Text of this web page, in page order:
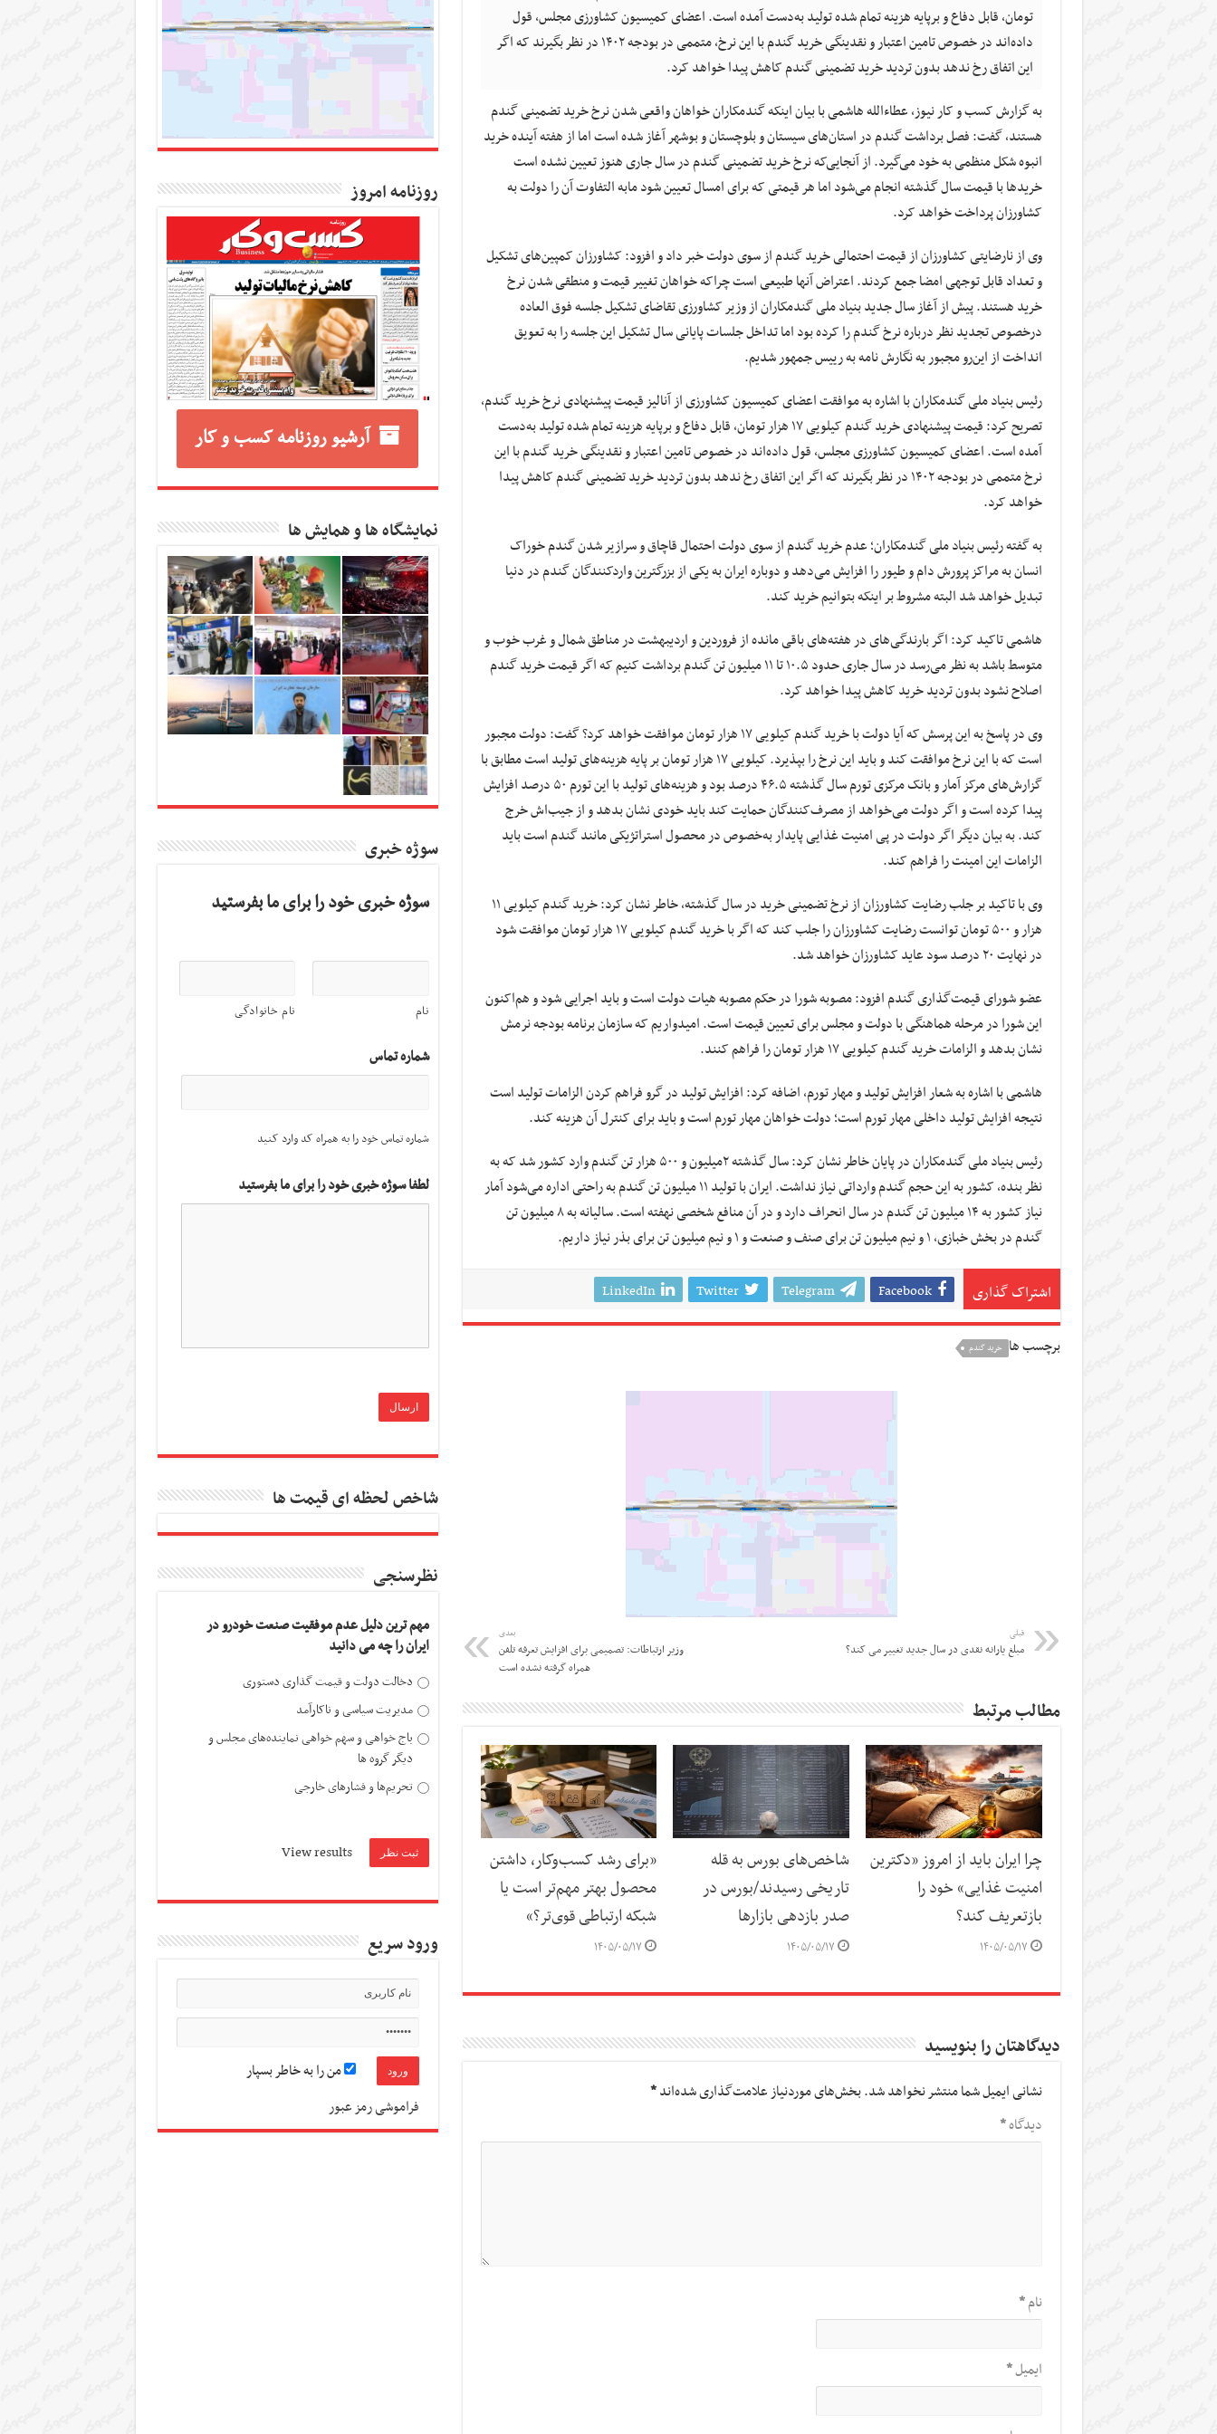
تومان، قابل دفاع و برپایه هزینه تمام شده تولید به‌دست آمده است. اعضای کمیسیون کشاورزی مجلس، قول
داده‌اند در خصوص تامین اعتبار و نقدینگی خرید گندم با این نرخ، متممی در بودجه ۱۴۰۲ در نظر بگیرند که اگر
این اتفاق رخ ندهد بدون تردید خرید تضمینی گندم کاهش پیدا خواهد کرد.
به گزارش کسب و کار نیوز، عطاءالله هاشمی با بیان اینکه گندمکاران خواهان واقعی شدن نرخ خرید تضمینی گندم
هستند، گفت: فصل برداشت گندم در استان‌های سیستان و بلوچستان و بوشهر آغاز شده است اما از هفته آینده خرید
انبوه شکل منظمی به خود می‌گیرد. از آنجایی‌که نرخ خرید تضمینی گندم در سال جاری هنوز تعیین نشده است
خریدها با قیمت سال گذشته انجام می‌شود اما هر قیمتی که برای امسال تعیین شود مابه التفاوت آن را دولت به
کشاورزان پرداخت خواهد کرد.
وی از نارضایتی کشاورزان از قیمت‌ احتمالی خرید گندم از سوی دولت خبر داد و افزود: کشاورزان کمپین‌های تشکیل
و تعداد قابل توجهی امضا جمع کردند. اعتراض آنها طبیعی است چراکه خواهان تغییر قیمت و منطقی شدن نرخ
خرید هستند. پیش از آغاز سال جدید بنیاد ملی گندمکاران از وزیر کشاورزی تقاضای تشکیل جلسه فوق العاده
درخصوص تجدید نظر درباره نرخ گندم را کرده بود اما تداخل جلسات پایانی سال تشکیل این جلسه را به تعویق
انداخت از این‌رو مجبور به نگارش نامه به رییس جمهور شدیم.
رئیس بنیاد ملی گندمکاران با اشاره به موافقت اعضای کمیسیون کشاورزی از آنالیز قیمت پیشنهادی نرخ خرید گندم،
تصریح کرد: قیمت پیشنهادی خرید گندم کیلویی ۱۷ هزار تومان، قابل دفاع و برپایه هزینه تمام شده تولید به‌دست
آمده است. اعضای کمیسیون کشاورزی مجلس، قول داده‌اند در خصوص تامین اعتبار و نقدینگی خرید گندم با این
نرخ متممی در بودجه ۱۴۰۲ در نظر بگیرند که اگر این اتفاق رخ ندهد بدون تردید خرید تضمینی گندم کاهش پیدا
خواهد کرد.
به گفته رئیس بنیاد ملی گندمکاران؛ عدم خرید گندم از سوی دولت احتمال قاچاق و سرازیر شدن گندم خوراک
انسان به مراکز پرورش دام و طیور را افزایش می‌دهد و دوباره ایران به یکی از بزرگترین واردکنندگان گندم در دنیا
تبدیل خواهد شد البته مشروط بر اینکه بتوانیم خرید کند.
هاشمی تاکید کرد: اگر بارندگی‌های در هفته‌های باقی مانده از فروردین و اردیبهشت در مناطق شمال و غرب خوب و
متوسط باشد به نظر می‌رسد در سال جاری حدود ۱۰.۵ تا ۱۱ میلیون تن گندم برداشت کنیم که اگر قیمت خرید گندم
اصلاح نشود بدون تردید خرید کاهش پیدا خواهد کرد.
وی در پاسخ به این پرسش که آیا دولت با خرید گندم کیلویی ۱۷ هزار تومان موافقت خواهد کرد؟ گفت: دولت مجبور
است که با این نرخ موافقت کند و باید این نرخ را بپذیرد. کیلویی ۱۷ هزار تومان بر پایه هزینه‌های تولید است مطابق با
گزارش‌های مرکز آمار و بانک مرکزی تورم سال گذشته ۴۶.۵ درصد بود و هزینه‌های تولید با این تورم ۵۰ درصد افزایش
پیدا کرده است و اگر دولت می‌خواهد از مصرف‌کنندگان حمایت کند باید خودی نشان بدهد و از جیب‌اش خرج
کند. به بیان دیگر اگر دولت در پی امنیت غذایی پایدار به‌خصوص در محصول استراتژیکی مانند گندم است باید
الزامات این امینت را فراهم کند.
وی با تاکید بر جلب رضایت کشاورزان از نرخ تضمینی خرید در سال گذشته، خاطر نشان کرد: خرید گندم کیلویی ۱۱
هزار و ۵۰۰ تومان توانست رضایت کشاورزان را جلب کند که اگر با خرید گندم کیلویی ۱۷ هزار تومان موافقت شود
در نهایت ۲۰ درصد سود عاید کشاورزان خواهد شد.
عضو شورای قیمت‌گذاری گندم افزود: مصوبه شورا در حکم مصوبه هیات دولت است و باید اجرایی شود و هم‌اکنون
این شورا در مرحله هماهنگی با دولت و مجلس برای تعیین قیمت است. امیدواریم که سازمان برنامه بودجه نرمش
نشان بدهد و الزامات خرید گندم کیلویی ۱۷ هزار تومان را فراهم کنند.
هاشمی با اشاره به شعار افزایش تولید و مهار تورم، اضافه کرد: افزایش تولید در گرو فراهم کردن الزامات تولید است
نتیجه افزایش تولید داخلی مهار تورم است؛ دولت خواهان مهار تورم است و باید برای کنترل آن هزینه کند.
رئیس بنیاد ملی گندمکاران در پایان خاطر نشان کرد: سال گذشته ۲میلیون و ۵۰۰ هزار تن گندم وارد کشور شد که به
نظر بنده، کشور به این حجم گندم وارداتی نیاز نداشت. ایران با تولید ۱۱ میلیون تن گندم به راحتی اداره می‌شود آمار
نیاز کشور به ۱۴ میلیون تن گندم در سال انحراف دارد و در آن منافع شخصی نهفته است. سالیانه به ۸ میلیون تن
گندم در بخش خبازی، ۱ و نیم میلیون تن برای صنف و صنعت و ۱ و نیم میلیون تن برای بذر نیاز داریم.
اشتراک گذاری Facebook
Telegram
Twitter
LinkedIn
برچسب ها خرید گندم
قبلی
مبلغ یارانه نقدی در سال جدید تغییر می کند؟
بعدی
وزیر ارتباطات: تصمیمی برای افزایش تعرفه تلفن
همراه گرفته نشده است
مطالب مرتبط
چرا ایران باید از امروز «دکترین
امنیت غذایی» خود را
بازتعریف کند؟
۱۴۰۵/۰۵/۱۷
شاخص‌های بورس به قله
تاریخی رسیدند/بورس در
صدر بازدهی بازارها
۱۴۰۵/۰۵/۱۷
«برای رشد کسب‌وکار، داشتن
محصول بهتر مهم‌تر است یا
شبکه ارتباطی قوی‌تر؟»
۱۴۰۵/۰۵/۱۷
دیدگاهتان را بنویسید
نشانی ایمیل شما منتشر نخواهد شد.بخش‌های موردنیاز علامت‌گذاری شده‌اند*
دیدگاه*
نام*
ایمیل*
روزنامه امروز
آرشیو روزنامه کسب و کار
نمایشگاه ها و همایش ها
سوژه خبری
سوژه خبری خود را برای ما بفرستید
نام نام خانوادگی
شماره تماس
شماره تماس خود را به همراه کد وارد کنید
لطفا سوژه خبری خود را برای ما بفرستید
شاخص لحظه ای قیمت ها
نظرسنجی
مهم ترین دلیل عدم موفقیت صنعت خودرو در
ایران را چه می دانید
دخالت دولت و قیمت گذاری دستوری
مدیریت سیاسی و ناکارآمد
باج خواهی و سهم خواهی نماینده‌های مجلس و
دیگر گروه ها
تحریم‌ها و فشارهای خارجی
View results
ورود سریع
من را به خاطر بسپار
فراموشی رمز عبور